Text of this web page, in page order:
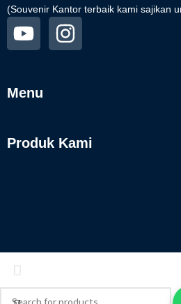
(Souvenir Kantor terbaik kami sajikan
Menu
Produk Kami